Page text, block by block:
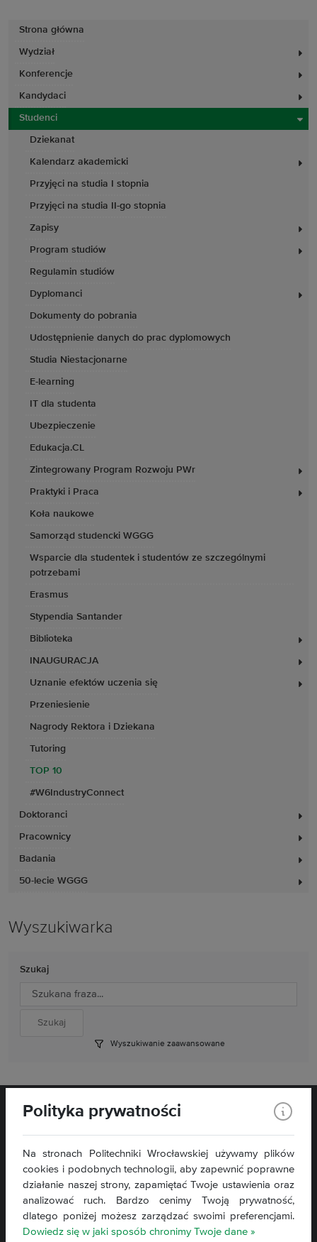
Strona główna
Wydział
Konferencje
Kandydaci
Studenci
Dziekanat
Kalendarz akademicki
Przyjęci na studia I stopnia
Przyjęci na studia II-go stopnia
Zapisy
Program studiów
Regulamin studiów
Dyplomanci
Dokumenty do pobrania
Udostępnienie danych do prac dyplomowych
Studia Niestacjonarne
E-learning
IT dla studenta
Ubezpieczenie
Edukacja.CL
Zintegrowany Program Rozwoju PWr
Praktyki i Praca
Koła naukowe
Samorząd studencki WGGG
Wsparcie dla studentek i studentów ze szczególnymi
potrzebami
Erasmus
Stypendia Santander
Biblioteka
INAUGURACJA
Uznanie efektów uczenia się
Przeniesienie
Nagrody Rektora i Dziekana
Tutoring
TOP 10
#W6IndustryConnect
Doktoranci
Pracownicy
Badania
50-lecie WGGG
Wyszukiwarka
Szukaj
Wyszukiwanie zaawansowane
50 - 370 Wrocław
Mapa strony »
Polityka prywatności
Na stronach Politechniki Wrocławskiej używamy plików
cookies i podobnych technologii, aby zapewnić poprawne
działanie naszej strony, zapamiętać Twoje ustawienia oraz
analizować ruch. Bardzo cenimy Twoją prywatność,
dlatego poniżej możesz zarządzać swoimi preferencjami.
Dowiedz się w jaki sposób chronimy Twoje dane »